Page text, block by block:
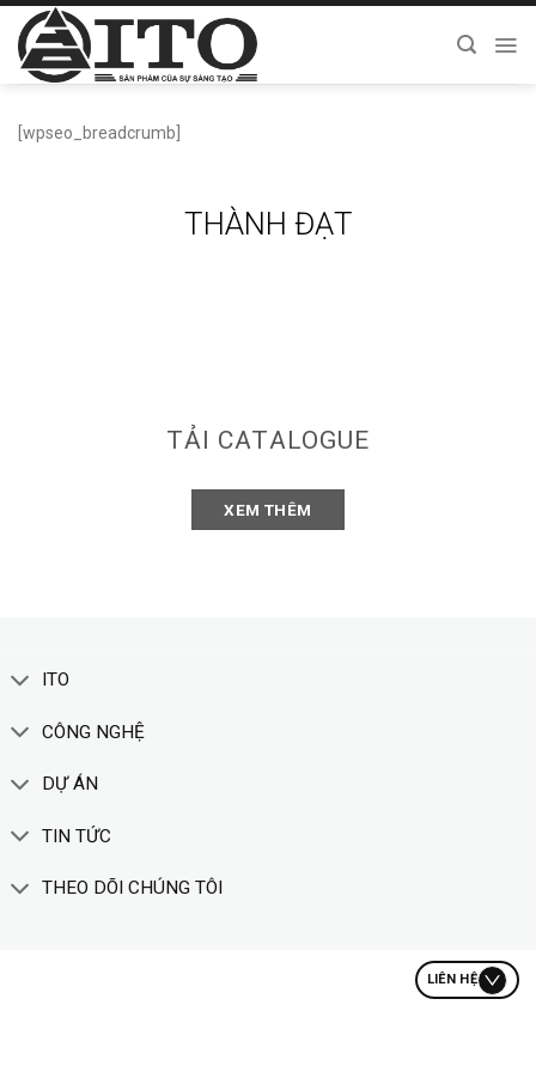
Chuyển
đến
nội
dung
[wpseo_breadcrumb]
THÀNH ĐẠT
TẢI CATALOGUE
XEM THÊM
ITO
CÔNG NGHỆ
DỰ ÁN
TIN TỨC
THEO DÕI CHÚNG TÔI
LIÊN HỆ